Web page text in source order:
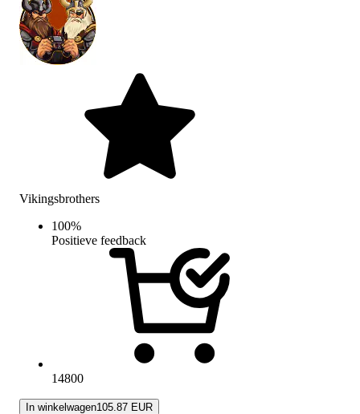
Vikingsbrothers
100%
Positieve feedback
14800
In winkelwagen105.87 EUR